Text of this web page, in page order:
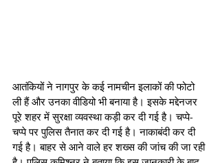
आतंकियों ने नागपुर के कई नामचीन इलाकों की फोटो
ली हैं और उनका वीडियो भी बनाया है। इसके मद्देनजर
पूरे शहर में सुरक्षा व्यवस्था कड़ी कर दी गई है। चप्पे-
चप्पे पर पुलिस तैनात कर दी गई है। नाकाबंदी कर दी
गई है। बाहर से आने वाले हर शख्स की जांच की जा रही